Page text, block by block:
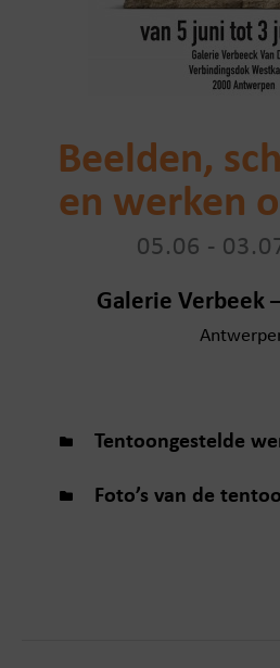
Beelden,
en werken
05.06 -
Galerie Verbeek
Tentoongestelde
Foto’s van de